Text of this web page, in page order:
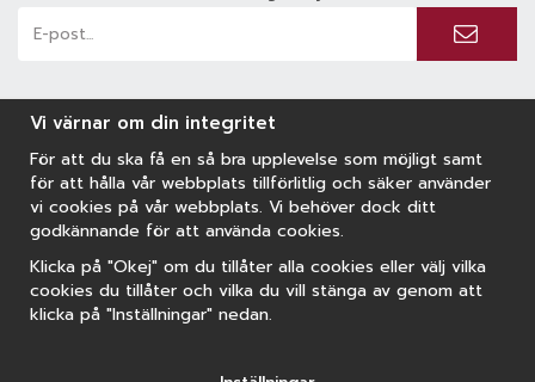
Vi värnar om din integritet
För att du ska få en så bra upplevelse som möjligt samt
för att hålla vår webbplats tillförlitlig och säker använder
vi cookies på vår webbplats. Vi behöver dock ditt
godkännande för att använda cookies.
Klicka på "Okej" om du tillåter alla cookies eller välj vilka
cookies du tillåter och vilka du vill stänga av genom att
klicka på "Inställningar" nedan.